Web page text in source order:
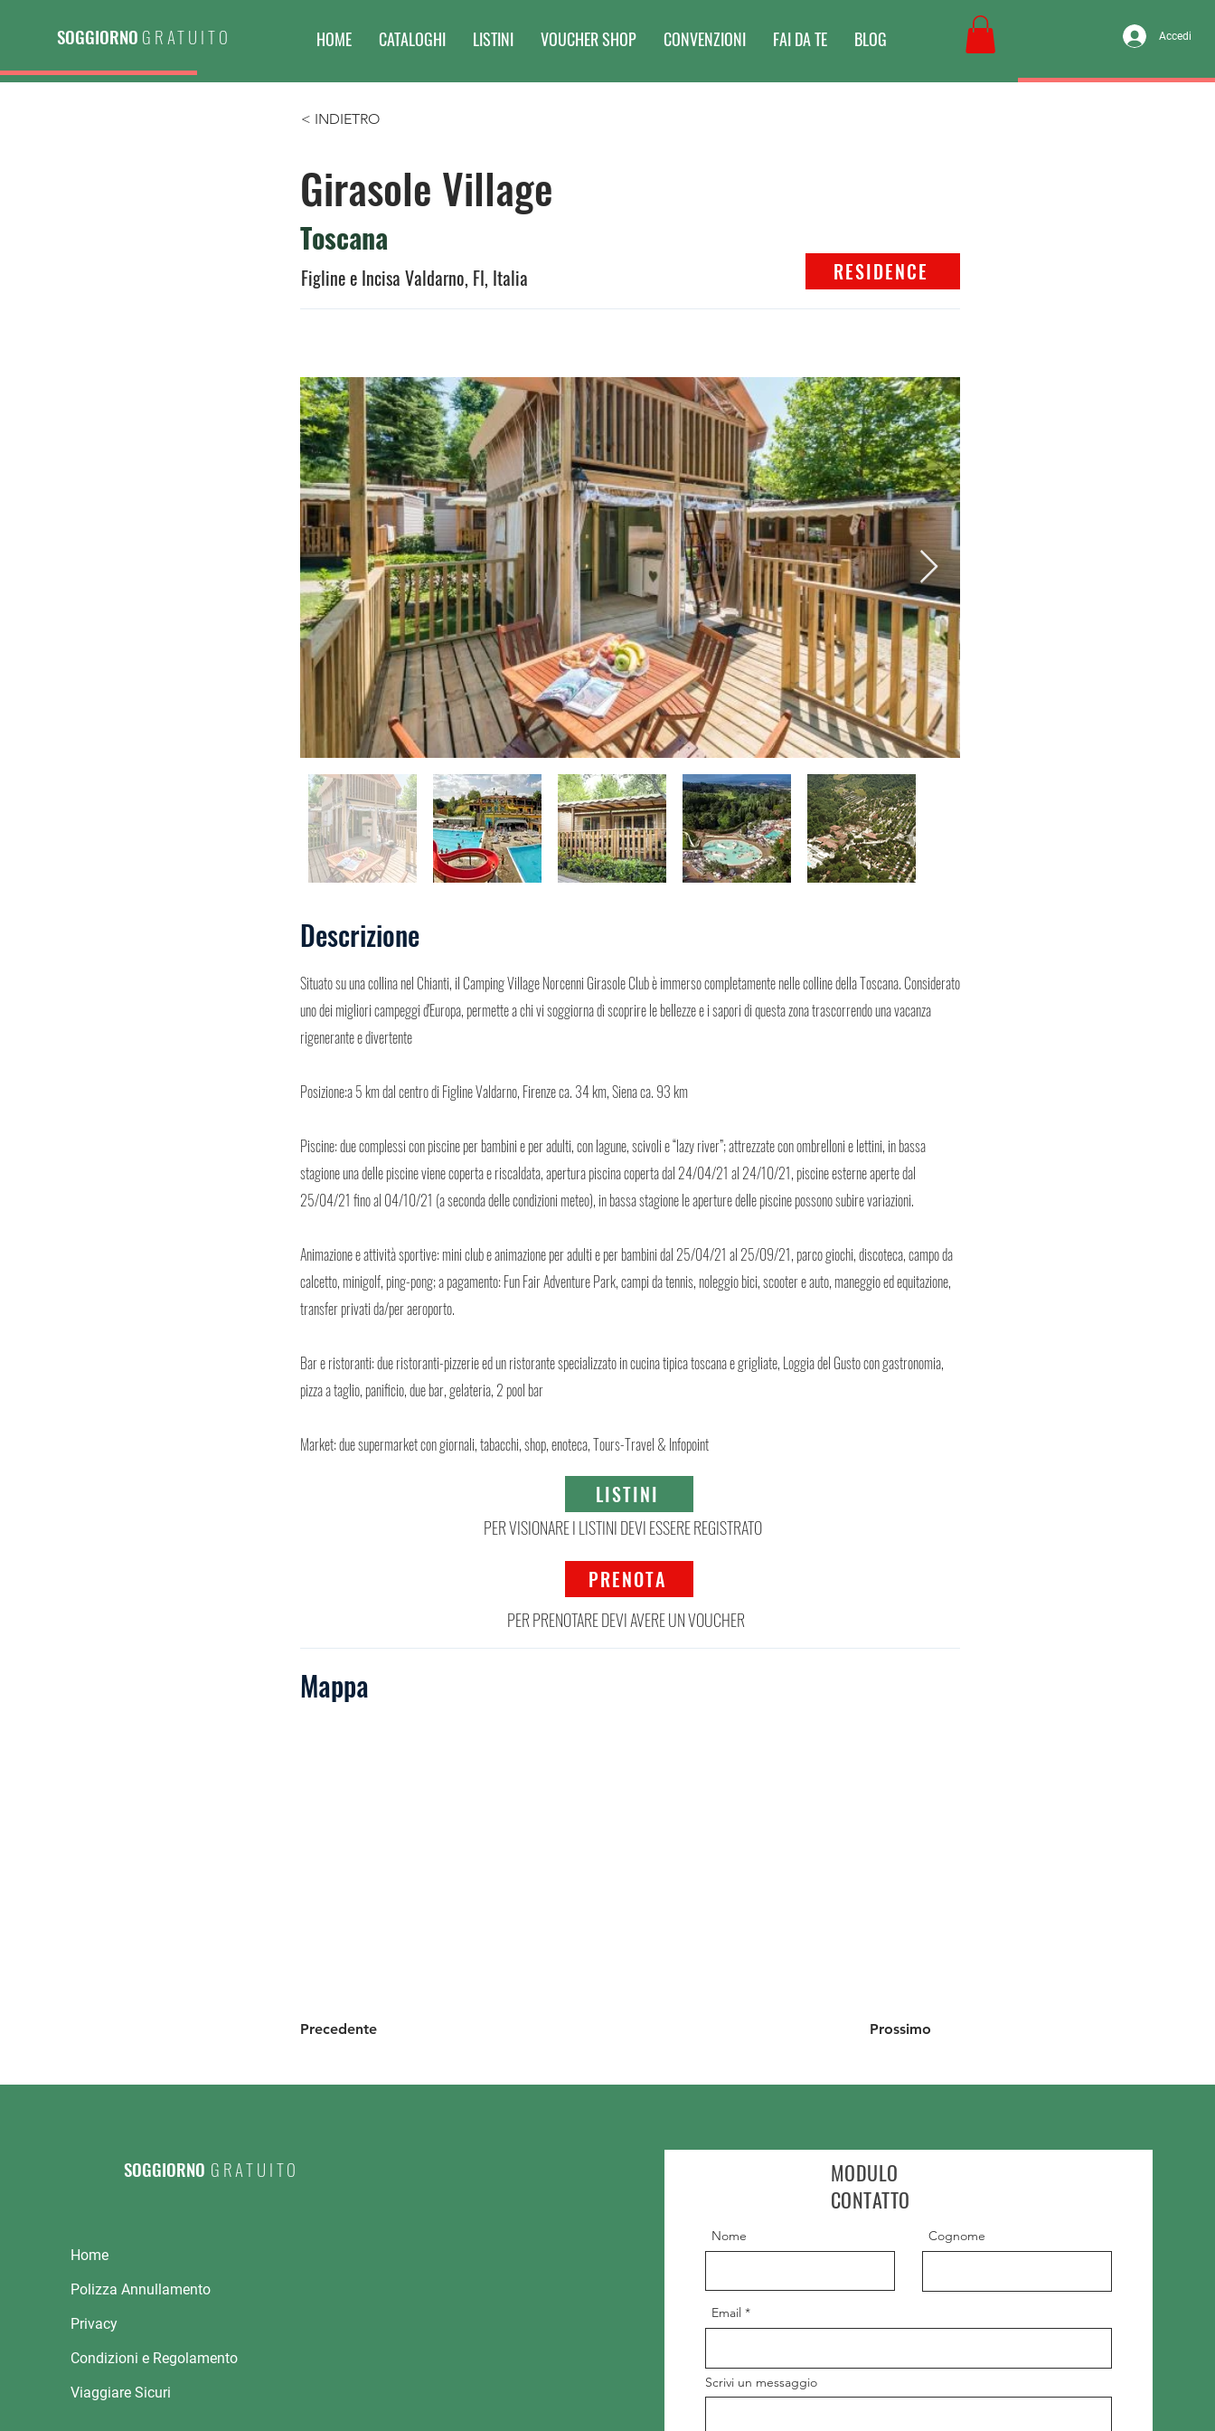
SOGGIORNO GRATUITO HOME CATALOGHI LISTINI VOUCHER SHOP CONVENZIONI FAI DA TE BLOG Accedi
< INDIETRO
Girasole Village
Toscana
Figline e Incisa Valdarno, FI, Italia RESIDENCE
Descrizione
Situato su una collina nel Chianti, il Camping Village Norcenni Girasole Club è immerso completamente nelle colline della Toscana. Considerato
uno dei migliori campeggi d'Europa, permette a chi vi soggiorna di scoprire le bellezze e i sapori di questa zona trascorrendo una vacanza
rigenerante e divertente
Posizione:a 5 km dal centro di Figline Valdarno, Firenze ca. 34 km, Siena ca. 93 km
Piscine: due complessi con piscine per bambini e per adulti, con lagune, scivoli e “lazy river”; attrezzate con ombrelloni e lettini, in bassa
stagione una delle piscine viene coperta e riscaldata, apertura piscina coperta dal 24/04/21 al 24/10/21, piscine esterne aperte dal
25/04/21 fino al 04/10/21 (a seconda delle condizioni meteo), in bassa stagione le aperture delle piscine possono subire variazioni.
Animazione e attività sportive: mini club e animazione per adulti e per bambini dal 25/04/21 al 25/09/21, parco giochi, discoteca, campo da
calcetto, minigolf, ping-pong; a pagamento: Fun Fair Adventure Park, campi da tennis, noleggio bici, scooter e auto, maneggio ed equitazione,
transfer privati da/per aeroporto.
Bar e ristoranti: due ristoranti-pizzerie ed un ristorante specializzato in cucina tipica toscana e grigliate, Loggia del Gusto con gastronomia,
pizza a taglio, panificio, due bar, gelateria, 2 pool bar
Market: due supermarket con giornali, tabacchi, shop, enoteca, Tours-Travel & Infopoint
LISTINI
PER VISIONARE I LISTINI DEVI ESSERE REGISTRATO
PRENOTA
PER PRENOTARE DEVI AVERE UN VOUCHER
Mappa
Precedente Prossimo
SOGGIORNO GRATUITO
Home
Polizza Annullamento
Privacy
Condizioni e Regolamento
Viaggiare Sicuri
MODULO
CONTATTO
Nome Cognome
Email
Scrivi un messaggio